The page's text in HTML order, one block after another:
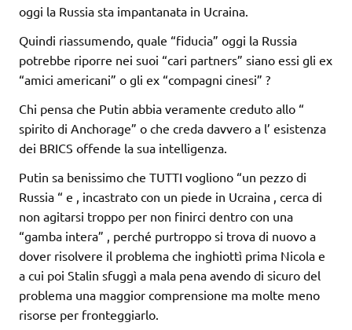
oggi la Russia sta impantanata in Ucraina.
Quindi riassumendo, quale “fiducia” oggi la Russia
potrebbe riporre nei suoi “cari partners” siano essi gli ex
“amici americani” o gli ex “compagni cinesi” ?
Chi pensa che Putin abbia veramente creduto allo “
spirito di Anchorage” o che creda davvero a l’ esistenza
dei BRICS offende la sua intelligenza.
Putin sa benissimo che TUTTI vogliono “un pezzo di
Russia “ e , incastrato con un piede in Ucraina , cerca di
non agitarsi troppo per non finirci dentro con una
“gamba intera” , perché purtroppo si trova di nuovo a
dover risolvere il problema che inghiottì prima Nicola e
a cui poi Stalin sfuggì a mala pena avendo di sicuro del
problema una maggior comprensione ma molte meno
risorse per fronteggiarlo.